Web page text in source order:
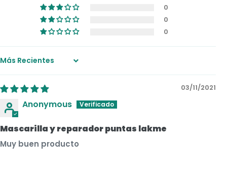
0
0
0
Sort by
03/11/2021
Anonymous
Mascarilla y reparador puntas lakme
Muy buen producto